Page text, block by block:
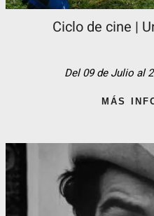
Ciclo de cine |
Del 09 de Julio al
MÁS